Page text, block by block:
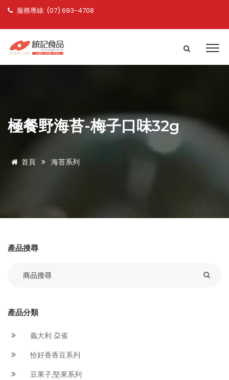
服務專線: (07) 693-4708
極餐野海苔-梅子口味32g
首頁 海苔系列
產品搜尋
產品分類
義大利 朶雀
恰好香香豆系列
豆果子,堅果系列